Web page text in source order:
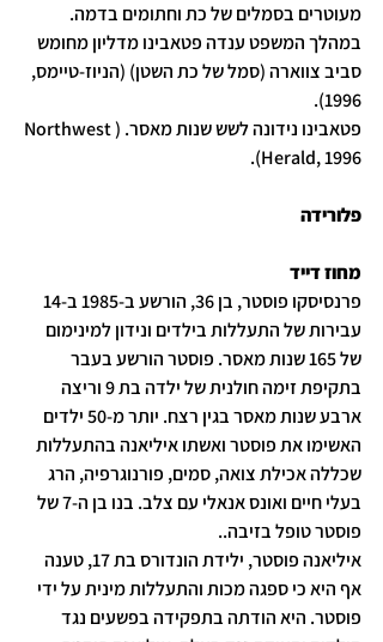
מעוטרים בסמלים של כת וחתומים בדמה.
במהלך המשפט ענדה פטאבינו מדליון מחומש
סביב צווארה (סמל של כת השטן) (הניוז-טיימס,
1996).
פטאבינו נידונה לשש שנות מאסר. (Northwest
Herald, 1996).
פלורידה
מחוז דייד
עבירות של התעללות בילדים ונידון למינימום
של 165 שנות מאסר. פוסטר הורשע בעבר
בתקיפת זימה חולנית של ילדה בת 9 וריצה
ארבע שנות מאסר בגין רצח. יותר מ-50 ילדים
האשימו את פוסטר ואשתו איליאנה בהתעללות
שכללה אכילת צואה, סמים, פורנוגרפיה, הרג
בעלי חיים ואונס אנאלי עם צלב. בנו בן ה-7 של
פוסטר טופל בזיבה..
איליאנה פוסטר, ילידת הונדורס בת 17, טענה
אף היא כי ספגה מכות והתעללות מינית על ידי
פוסטר. היא הודתה בתפקידה בפשעים נגד